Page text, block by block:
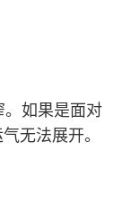
如果是面对
无法展开。